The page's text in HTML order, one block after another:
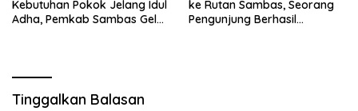
Kebutuhan Pokok Jelang Idul
Adha, Pemkab Sambas Gelar
ke Rutan Sambas, Seorang
Pengunjung Berhasil
Tinggalkan Balasan